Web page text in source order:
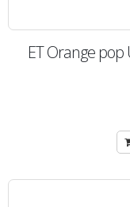
ET Orange